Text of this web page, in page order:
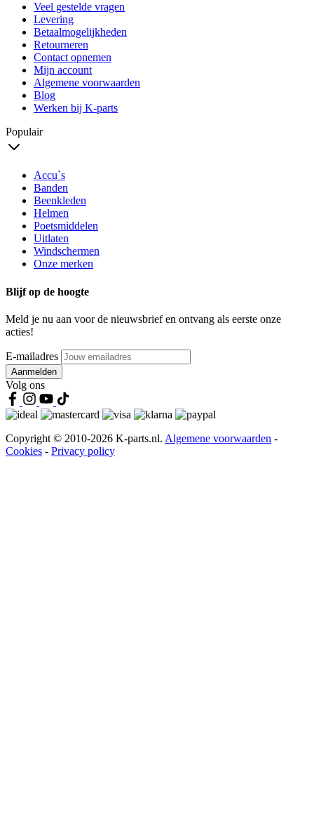
Veel gestelde vragen
Levering
Betaalmogelijkheden
Retourneren
Contact opnemen
Mijn account
Algemene voorwaarden
Blog
Werken bij K-parts
Populair
Accu`s
Banden
Beenkleden
Helmen
Poetsmiddelen
Uitlaten
Windschermen
Onze merken
Blijf op de hoogte
Meld je nu aan voor de nieuwsbrief en ontvang als eerste onze
acties!
E-mailadres
Aanmelden
Volg ons
Copyright © 2010-2026 K-parts.nl. Algemene voorwaarden -
Cookies - Privacy policy